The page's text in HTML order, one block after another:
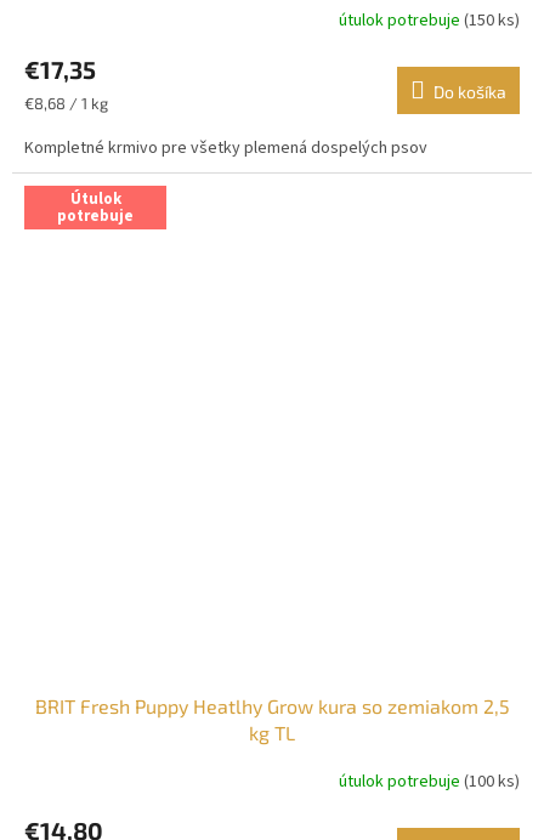
útulok potrebuje (150 ks)
€17,35
Jednotková
€8,68 / 1 kg
Do košíka
Kompletné krmivo pre všetky plemená dospelých psov
Útulok
potrebuje
BRIT Fresh Puppy Heatlhy Grow kura so zemiakom 2,5
kg TL
útulok potrebuje (100 ks)
€14,80